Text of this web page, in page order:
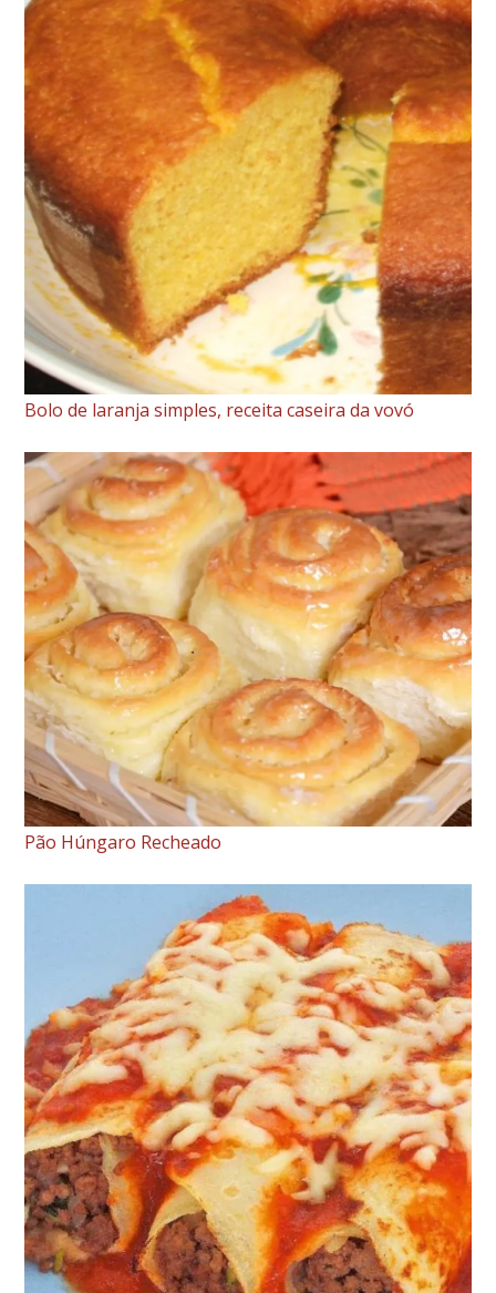
Tradicional
com
Leite
de
Coco
e
Coco
Ralado
Bolo de laranja simples, receita caseira da vovó
Pão Húngaro Recheado